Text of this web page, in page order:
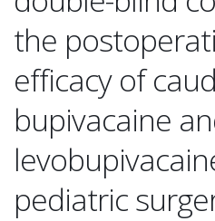
the
efficacy of
bupivacaine
pediatric